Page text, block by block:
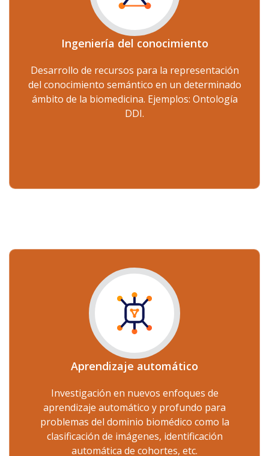
Ingeniería del conocimiento
Desarrollo de recursos para la representación
del conocimiento semántico en un determinado
ámbito de la biomedicina. Ejemplos: Ontología
DDI.
Aprendizaje automático
Investigación en nuevos enfoques de
aprendizaje automático y profundo para
problemas del dominio biomédico como la
clasificación de imágenes, identificación
automática de cohortes, etc.